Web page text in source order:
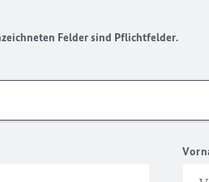
Felder sind Pflichtfelder.